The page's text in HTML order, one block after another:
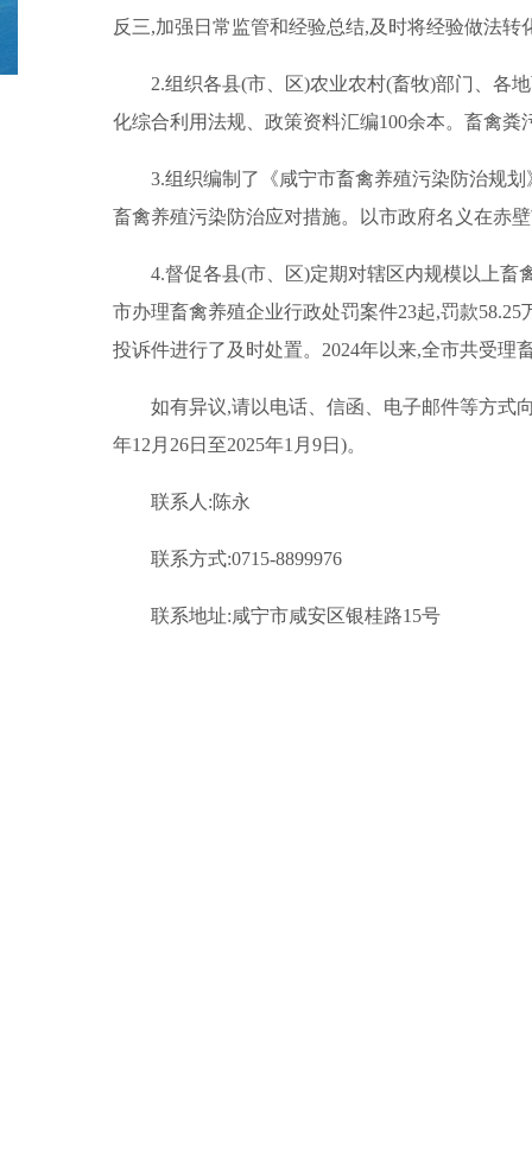
反三,加强日常监管和经验总结,及时将经验做法
2.组织各县(市、区)农业农村(畜牧)部门、各
化综合利用法规、政策资料汇编100余本。畜禽
3.组织编制了《咸宁市畜禽养殖污染防治规
畜禽养殖污染防治应对措施。以市政府名义在赤
4.督促各县(市、区)定期对辖区内规模以上畜
市办理畜禽养殖企业行政处罚案件23起,罚款
投诉件进行了及时处置。2024年以来,全市共受理
如有异议,请以电话、信函、电子邮件等方式
年12月26日至2025年1月9日)。
联系人:陈永
联系方式:0715-8899976
联系地址:咸宁市咸安区银桂路15号